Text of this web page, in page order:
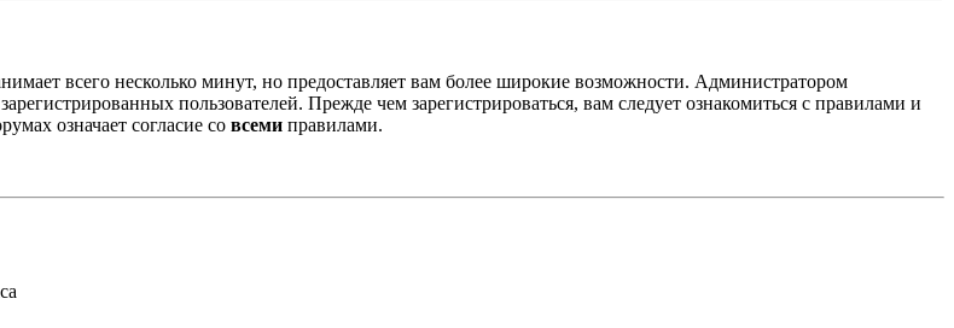
всего несколько минут, но предоставляет вам более широкие возможности. Администратором
пользователей. Прежде чем зарегистрироваться, вам следует ознакомиться с правилами и
означает согласие со всеми правилами.